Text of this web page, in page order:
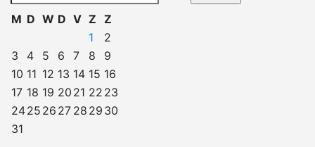
naar:
M D W D V Z Z
1
2
3
4 5 6 7 8
9
10 11 12 13 14 15 16
17 18 19 20 21 22 23
2425 26 27 28 29 30
31